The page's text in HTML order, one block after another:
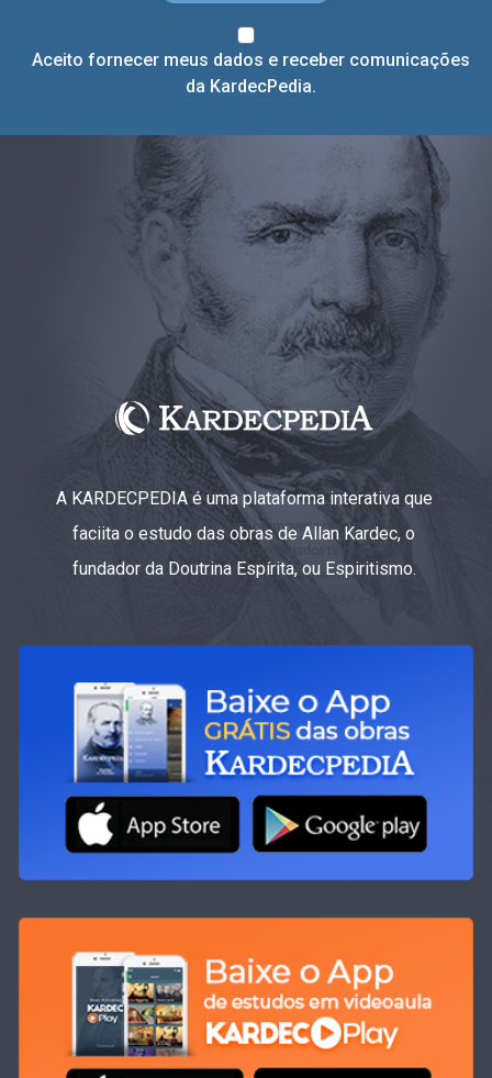
Aceito fornecer meus dados e receber comunicações
da KardecPedia.
A KARDECPEDIA é uma plataforma interativa que
faciita o estudo das obras de Allan Kardec, o
fundador da Doutrina Espírita, ou Espiritismo.